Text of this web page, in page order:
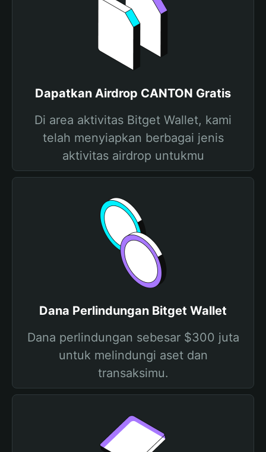
Dapatkan Airdrop CANTON Gratis
Di area aktivitas Bitget Wallet, kami
telah menyiapkan berbagai jenis
aktivitas airdrop untukmu
Dana Perlindungan Bitget Wallet
Dana perlindungan sebesar $300 juta
untuk melindungi aset dan
transaksimu.